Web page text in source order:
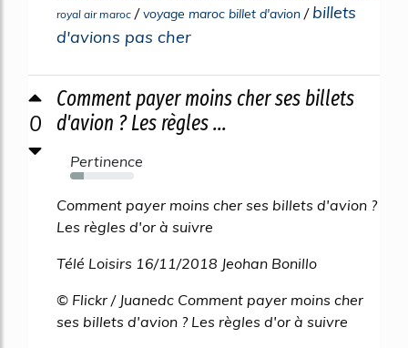
royal air maroc /voyage maroc billet d'avion / billets
d'avions pas cher
0
Comment payer moins cher ses billets
d'avion ? Les règles ...
Pertinence
21%
Comment payer moins cher ses billets d'avion ?
Les règles d'or à suivre
Télé Loisirs 16/11/2018 Jeohan Bonillo
© Flickr / Juanedc Comment payer moins cher
ses billets d'avion ? Les règles d'or à suivre